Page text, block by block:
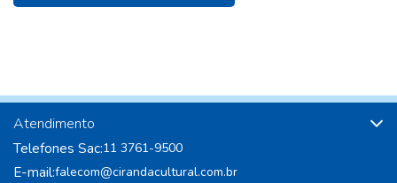
Atendimento
Telefones Sac:11 3761-9500
E-mail:falecom@cirandacultural.com.br